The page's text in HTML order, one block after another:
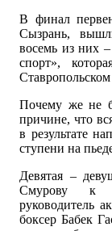
В финал
Сызрань,
восемь из них
спорт»,
Почему же не
причине, что
в результате
ступени на
Девятая –
Смурову к
руководитель
боксер Бабек